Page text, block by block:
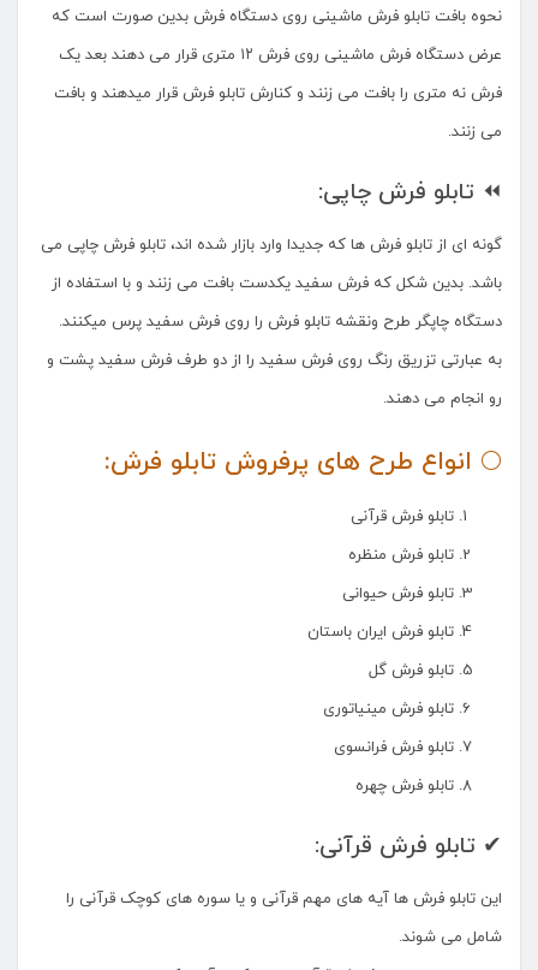
نحوه بافت تابلو فرش ماشینی روی دستگاه فرش بدین صورت است که
عرض دستگاه فرش ماشینی روی فرش ۱۲ متری قرار می دهند بعد یک
فرش نه متری را بافت می زنند و کنارش تابلو فرش قرار میدهند و بافت
می زنند.
⏪ تابلو فرش چاپی:
گونه ای از تابلو فرش ها که جدیدا وارد بازار شده اند، تابلو فرش چاپی می
باشد. بدین شکل که فرش سفید یکدست بافت می زنند و با استفاده از
دستگاه چاپگر طرح ونقشه تابلو فرش را روی فرش سفید پرس میکنند.
به عبارتی تزریق رنگ روی فرش سفید را از دو طرف فرش سفید پشت و
رو انجام می دهند.
🌕 انواع طرح های پرفروش تابلو فرش:
تابلو فرش قرآنی
تابلو فرش منظره
تابلو فرش حیوانی
تابلو فرش ایران باستان
تابلو فرش گل
تابلو فرش مینیاتوری
تابلو فرش فرانسوی
تابلو فرش چهره
✔ تابلو فرش قرآنی:
این تابلو فرش ها آیه های مهم قرآنی و یا سوره های کوچک قرآنی را
شامل می شوند.